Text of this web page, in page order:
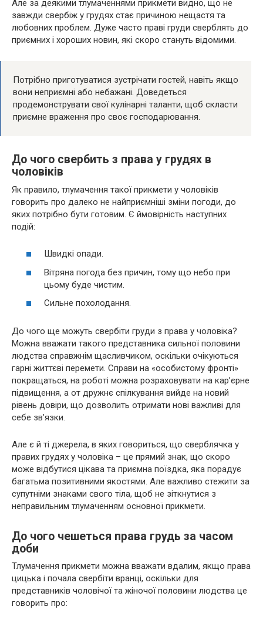
Але за деякими тлумаченнями прикмети видно, що не
завжди свербіж у грудях стає причиною нещастя та
любовних проблем. Дуже часто праві груди сверблять до
приємних і хороших новин, які скоро стануть відомими.
Потрібно приготуватися зустрічати гостей, навіть якщо
вони неприємні або небажані. Доведеться
продемонструвати свої кулінарні таланти, щоб скласти
приємне враження про своє господарювання.
До чого свербить з права у грудях в
чоловіків
Як правило, тлумачення такої прикмети у чоловіків
говорить про далеко не найприємніші зміни погоди, до
яких потрібно бути готовим. Є ймовірність наступних
подій:
Швидкі опади.
Вітряна погода без причин, тому що небо при
цьому буде чистим.
Сильне похолодання.
До чого ще можуть свербіти груди з права у чоловіка?
Можна вважати такого представника сильної половини
людства справжнім щасливчиком, оскільки очікуються
гарні життєві перемети. Справи на «особистому фронті»
покращаться, на роботі можна розраховувати на кар’єрне
підвищення, а от дружнє спілкування вийде на новий
рівень довіри, що дозволить отримати нові важливі для
себе зв’язки.
Але є й ті джерела, в яких говориться, що сверблячка у
правих грудях у чоловіка – це прямий знак, що скоро
може відбутися цікава та приємна поїздка, яка порадує
багатьма позитивними якостями. Але важливо стежити за
супутніми знаками свого тіла, щоб не зіткнутися з
неправильним тлумаченням основної прикмети.
До чого чешеться права грудь за часом
доби
Тлумачення прикмети можна вважати вдалим, якщо права
цицька і почала свербіти вранці, оскільки для
представників чоловічої та жіночої половини людства це
говорить про: